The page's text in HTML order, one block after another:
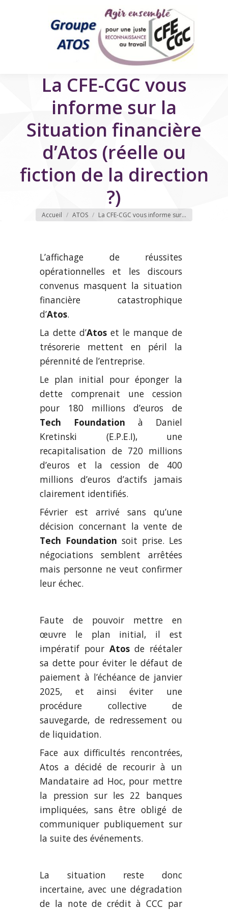
La CFE-CGC vous
informe sur la
Situation financière
d’Atos (réelle ou
fiction de la direction
?)
Vous êtes ici
Accueil ATOS La CFE-CGC vous informe sur…
L’affichage de réussites
opérationnelles et les discours
convenus masquent la situation
financière catastrophique
d’Atos.
La dette d’Atos et le manque de
trésorerie mettent en péril la
pérennité de l’entreprise.
Le plan initial pour éponger la
dette comprenait une cession
pour 180 millions d’euros de
Tech Foundation à Daniel
Kretinski (E.P.E.I), une
recapitalisation de 720 millions
d’euros et la cession de 400
millions d’euros d’actifs jamais
clairement identifiés.
Février est arrivé sans qu’une
décision concernant la vente de
Tech Foundation soit prise. Les
négociations semblent arrêtées
mais personne ne veut confirmer
leur échec.
Faute de pouvoir mettre en
œuvre le plan initial, il est
impératif pour Atosde réétaler
sa dette pour éviter le défaut de
paiement à l’échéance de janvier
2025, et ainsi éviter une
procédure collective de
sauvegarde, de redressement ou
de liquidation.
Face aux difficultés rencontrées,
Atos a décidé de recourir à un
Mandataire ad Hoc, pour mettre
la pression sur les 22 banques
impliquées, sans être obligé de
communiquer publiquement sur
la suite des événements.
La situation reste donc
incertaine, avec une dégradation
de la note de crédit à CCC par